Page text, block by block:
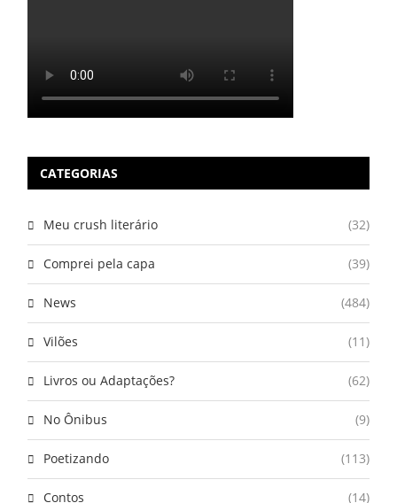
CATEGORIAS
Meu crush literário (32)
Comprei pela capa (39)
News (484)
Vilões (11)
Livros ou Adaptações? (62)
No Ônibus (9)
Poetizando (113)
Contos (14)